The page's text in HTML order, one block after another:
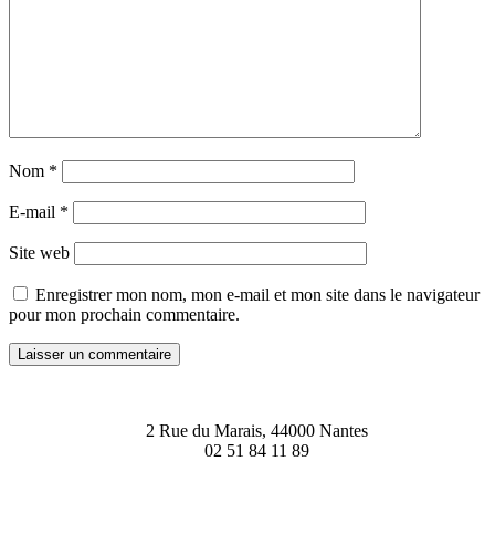
Nom *
E-mail *
Site web
Enregistrer mon nom, mon e-mail et mon site dans le navigateur
pour mon prochain commentaire.
2 Rue du Marais, 44000 Nantes
02 51 84 11 89